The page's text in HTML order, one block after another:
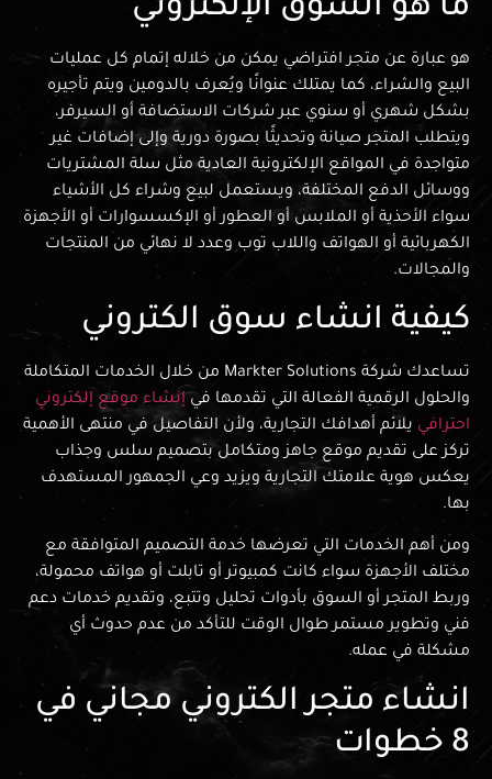
ما هو السوق الإلكتروني
هو عبارة عن متجر افتراضي يمكن من خلاله إتمام كل عمليات
البيع والشراء، كما يمتلك عنوانًا ويُعرف بالدومين ويتم تأجيره
بشكل شهري أو سنوي عبر شركات الاستضافة أو السيرفر،
ويتطلب المتجر صيانة وتحديثًا بصورة دورية وإلى إضافات غير
متواجدة في المواقع الإلكترونية العادية مثل سلة المشتريات
ووسائل الدفع المختلفة، ويستعمل لبيع وشراء كل الأشياء
سواء الأحذية أو الملابس أو العطور أو الإكسسوارات أو الأجهزة
الكهربائية أو الهواتف واللاب توب وعدد لا نهائي من المنتجات
والمجالات.
كيفية انشاء سوق الكتروني
تساعدك شركة Markter Solutions من خلال الخدمات المتكاملة
والحلول الرقمية الفعالة التي تقدمها في إنشاء موقع إلكتروني
احترافي يلائم أهدافك التجارية، ولأن التفاصيل في منتهى الأهمية
تركز على تقديم موقع جاهز ومتكامل بتصميم سلس وجذاب
يعكس هوية علامتك التجارية ويزيد وعي الجمهور المستهدف
بها.
ومن أهم الخدمات التي تعرضها خدمة التصميم المتوافقة مع
مختلف الأجهزة سواء كانت كمبيوتر أو تابلت أو هواتف محمولة،
وربط المتجر أو السوق بأدوات تحليل وتتبع، وتقديم خدمات دعم
فني وتطوير مستمر طوال الوقت للتأكد من عدم حدوث أي
مشكلة في عمله.
انشاء متجر الكتروني مجاني في
8 خطوات